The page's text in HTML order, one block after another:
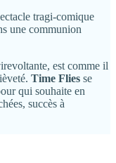
tragi-comique
une communion
est comme il
Time Flies se
qui souhaite en
succès à